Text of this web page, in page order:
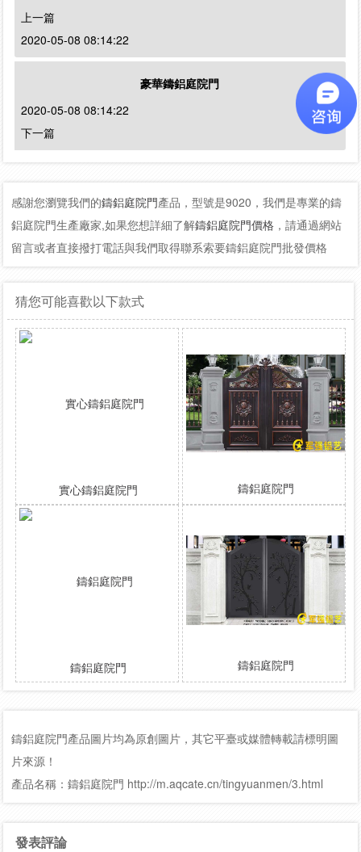
上一篇
2020-05-08 08:14:22
豪華鑄鋁庭院門
2020-05-08 08:14:22
下一篇
感謝您瀏覽我們的鑄鋁庭院門產品，型號是9020，我們是專業的鑄
鋁庭院門生產廠家,如果您想詳細了解鑄鋁庭院門價格 ，請通過網站
留言或者直接撥打電話與我們取得聯系索要鑄鋁庭院門批發價格
猜您可能喜歡以下款式
實心鑄鋁庭院門 鑄鋁庭院門
鑄鋁庭院門 鑄鋁庭院門
鑄鋁庭院門產品圖片均為原創圖片，其它平臺或媒體轉載請標明圖
片來源！
產品名稱：鑄鋁庭院門 http://m.aqcate.cn/tingyuanmen/3.html
發表評論